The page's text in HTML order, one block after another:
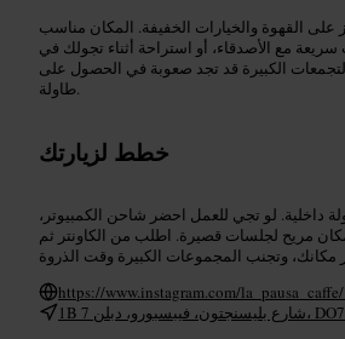
القهوة والخيارات الخفيفة. المكان مناسب
مع الأصدقاء، أو استراحة أثناء تجولك في
الكبيرة قد تجد صعوبة في الحصول على
طاولة.
خطط لزيارتك
داخلية. لو تجي للعمل احضر شاحن الكمبيوتر،
مريح لجلسات قصيرة. اطلب من الكاونتر ثم
https://www.instagram.com/